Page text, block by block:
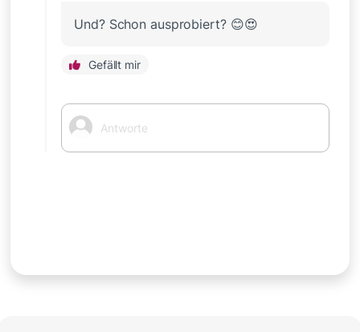
Und? Schon ausprobiert? 😊😍
Gefällt mir